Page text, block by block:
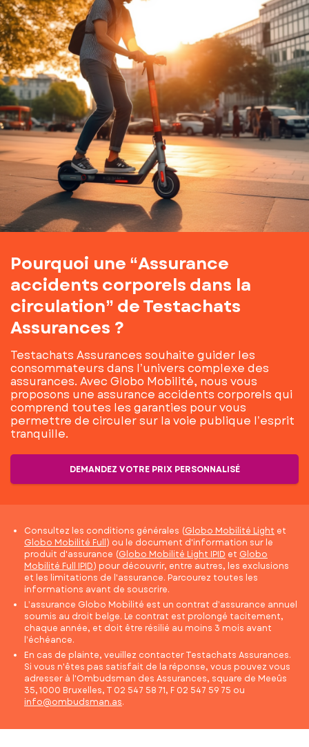
Pourquoi une “Assurance
accidents corporels dans la
circulation” de Testachats
Assurances ?
Testachats Assurances souhaite guider les
consommateurs dans l’univers complexe des
assurances. Avec Globo Mobilité, nous vous
proposons une assurance accidents corporels qui
comprend toutes les garanties pour vous
permettre de circuler sur la voie publique l’esprit
tranquille.
DEMANDEZ VOTRE PRIX PERSONNALISÉ
Consultez les conditions générales (Globo Mobilité Light et
Globo Mobilité Full) ou le document d'information sur le
produit d'assurance (Globo Mobilité Light IPID et Globo
Mobilité Full IPID) pour découvrir, entre autres, les exclusions
et les limitations de l'assurance. Parcourez toutes les
informations avant de souscrire.
L’assurance Globo Mobilité est un contrat d’assurance annuel
soumis au droit belge. Le contrat est prolongé tacitement,
chaque année, et doit être résilié au moins 3 mois avant
l’échéance.
En cas de plainte, veuillez contacter Testachats Assurances.
Si vous n'êtes pas satisfait de la réponse, vous pouvez vous
adresser à l'Ombudsman des Assurances, square de Meeûs
35, 1000 Bruxelles, T 02 547 58 71, F 02 547 59 75 ou
info@ombudsman.as.